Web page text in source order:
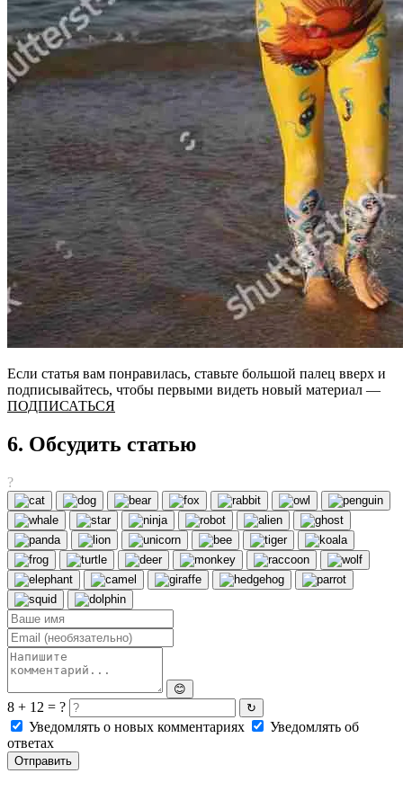
Если статья вам понравилась, ставьте большой палец вверх и
подписывайтесь, чтобы первыми видеть новый материал —
ПОДПИСАТЬСЯ
6. Обсудить статью
?
😊
8 + 12 = ? ↻
Уведомлять о новых комментариях
Уведомлять об
ответах
Отправить